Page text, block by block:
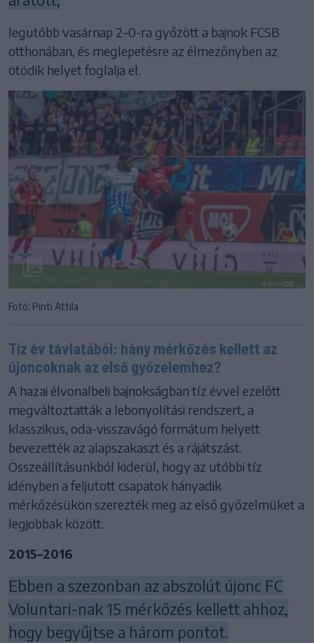
legutóbb vasárnap 2–0-ra győzött a bajnok FCSB
otthonában, és meglepetésre az élmezőnyben az
ötödik helyet foglalja el.
Fotó: Pinti Attila
Tíz év távlatából: hány mérkőzés kellett az
újoncoknak az első győzelemhez?
A hazai élvonalbeli bajnokságban tíz évvel ezelőtt
megváltoztatták a lebonyolítási rendszert, a
klasszikus, oda-visszavágó formátum helyett
bevezették az alapszakaszt és a rájátszást.
Összeállításunkból kiderül, hogy az utóbbi tíz
idényben a feljutott csapatok hányadik
mérkőzésükön szerezték meg az első győzelmüket a
legjobbak között.
2015–2016
Ebben a szezonban az abszolút újonc FC
Voluntari-nak 15 mérkőzés kellett ahhoz,
hogy begyűjtse a három pontot.